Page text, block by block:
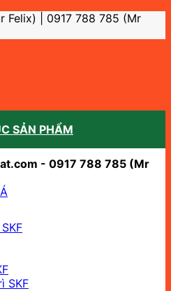
Felix) | 0917 788 785 (Mr
- 0941 062 224 (Mr
- 0917 788 785 (Mr
SẢN PHẨM
SKF